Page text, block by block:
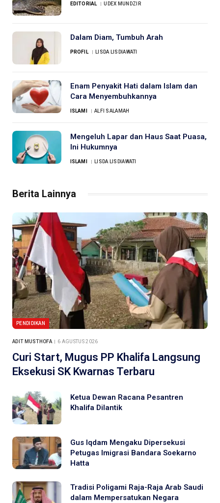
EDITORIAL UDEX MUNDZIR
Dalam Diam, Tumbuh Arah
PROFIL LISDA LISDIAWATI
Enam Penyakit Hati dalam Islam dan
Cara Menyembuhkannya
ISLAMI ALFI SALAMAH
Mengeluh Lapar dan Haus Saat Puasa,
Ini Hukumnya
ISLAMI LISDA LISDIAWATI
Berita Lainnya
PENDIDIKAN
ADIT MUSTHOFA 6 AGUSTUS 2026
Curi Start, Mugus PP Khalifa Langsung
Eksekusi SK Kwarnas Terbaru
Ketua Dewan Racana Pesantren
Khalifa Dilantik
Gus Iqdam Mengaku Dipersekusi
Petugas Imigrasi Bandara Soekarno
Hatta
Tradisi Poligami Raja-Raja Arab Saudi
dalam Mempersatukan Negara